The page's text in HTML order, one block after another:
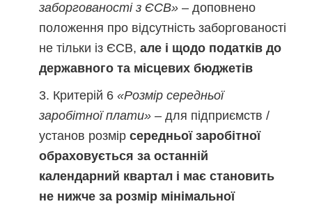
заборгованості з ЄСВ» – доповнено
положення про відсутність заборгованості
не тільки із ЄСВ,але і щодо податків до
державного та місцевих бюджетів
Критерій 6«Розмір середньої
заробітної плати» –для підприємств /
установ розмірсередньої заробітної
обраховується за останній
календарний квартал і має становить
не нижче за розмір мінімальної